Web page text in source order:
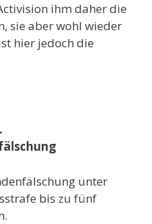
ihm daher die
sie aber wohl wieder
hier jedoch die
unter
bis zu fünf